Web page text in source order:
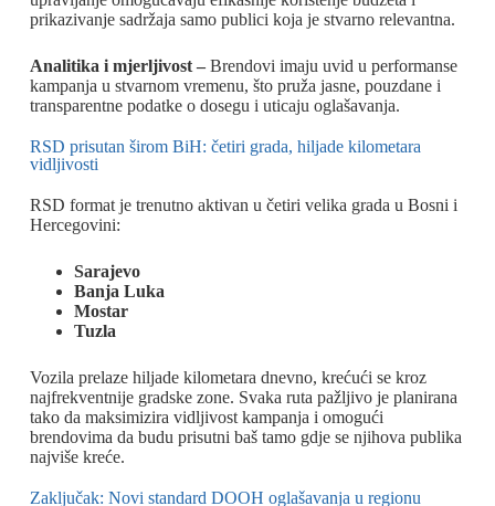
prikazivanje sadržaja samo publici koja je stvarno relevantna.
Analitika i mjerljivost – Brendovi imaju uvid u performanse
kampanja u stvarnom vremenu, što pruža jasne, pouzdane i
transparentne podatke o dosegu i uticaju oglašavanja.
RSD prisutan širom BiH: četiri grada, hiljade kilometara
vidljivosti
RSD format je trenutno aktivan u četiri velika grada u Bosni i
Hercegovini:
Sarajevo
Banja Luka
Mostar
Tuzla
Vozila prelaze hiljade kilometara dnevno, krećući se kroz
najfrekventnije gradske zone. Svaka ruta pažljivo je planirana
tako da maksimizira vidljivost kampanja i omogući
brendovima da budu prisutni baš tamo gdje se njihova publika
najviše kreće.
Zaključak: Novi standard DOOH oglašavanja u regionu